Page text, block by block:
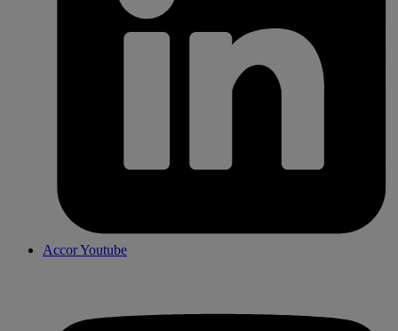
Accor Youtube